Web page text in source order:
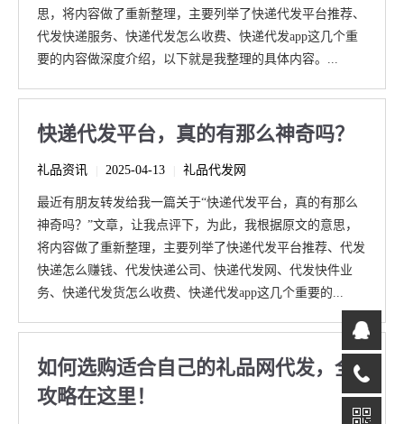
思，将内容做了重新整理，主要列举了快递代发平台推荐、
代发快递服务、快递代发怎么收费、快递代发app这几个重
要的内容做深度介绍，以下就是我整理的具体内容。...
快递代发平台，真的有那么神奇吗？
礼品资讯 2025-04-13 礼品代发网
最近有朋友转发给我一篇关于“快递代发平台，真的有那么
神奇吗？”文章，让我点评下，为此，我根据原文的意思，
将内容做了重新整理，主要列举了快递代发平台推荐、代发
快递怎么赚钱、代发快递公司、快递代发网、代发快件业
务、快递代发货怎么收费、快递代发app这几个重要的...
如何选购适合自己的礼品网代发，全
攻略在这里！